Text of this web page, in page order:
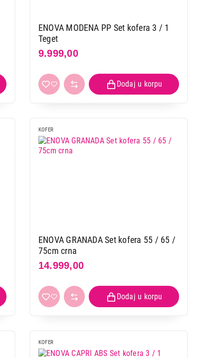
ENOVA MODENA PP Set kofera 3 / 1
Teget
9.999,00
KOFER
ENOVA GRANADA Set kofera 55 / 65 /
75cm crna
14.999,00
KOFER
SEVILLA Set kofera 55/65/75cm